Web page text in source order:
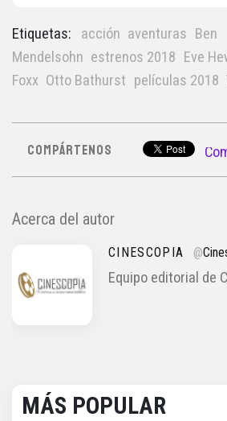
Etiquetas: acción aventuras Ben
Mendelsohn estrenos 2018 Eve
Foxx Otto Bathurst películas 2018
COMPÁRTENOS
Acerca del autor
CINESCOPIA @
Equipo editorial de
MÁS POPULAR